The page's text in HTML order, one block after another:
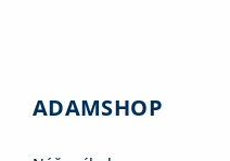
ADAMSHOP